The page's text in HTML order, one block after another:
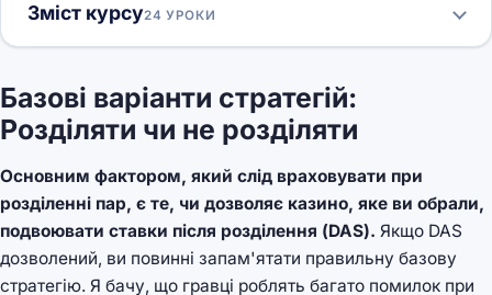
Зміст курсу24 УРОКИ
Базові варіанти стратегій:
Розділяти чи не розділяти
Основним фактором, який слід враховувати при
розділенні пар, є те, чи дозволяє казино, яке ви обрали,
подвоювати ставки після розділення (DAS). Якщо DAS
дозволений, ви повинні запам'ятати правильну базову
стратегію. Я бачу, що гравці роблять багато помилок при